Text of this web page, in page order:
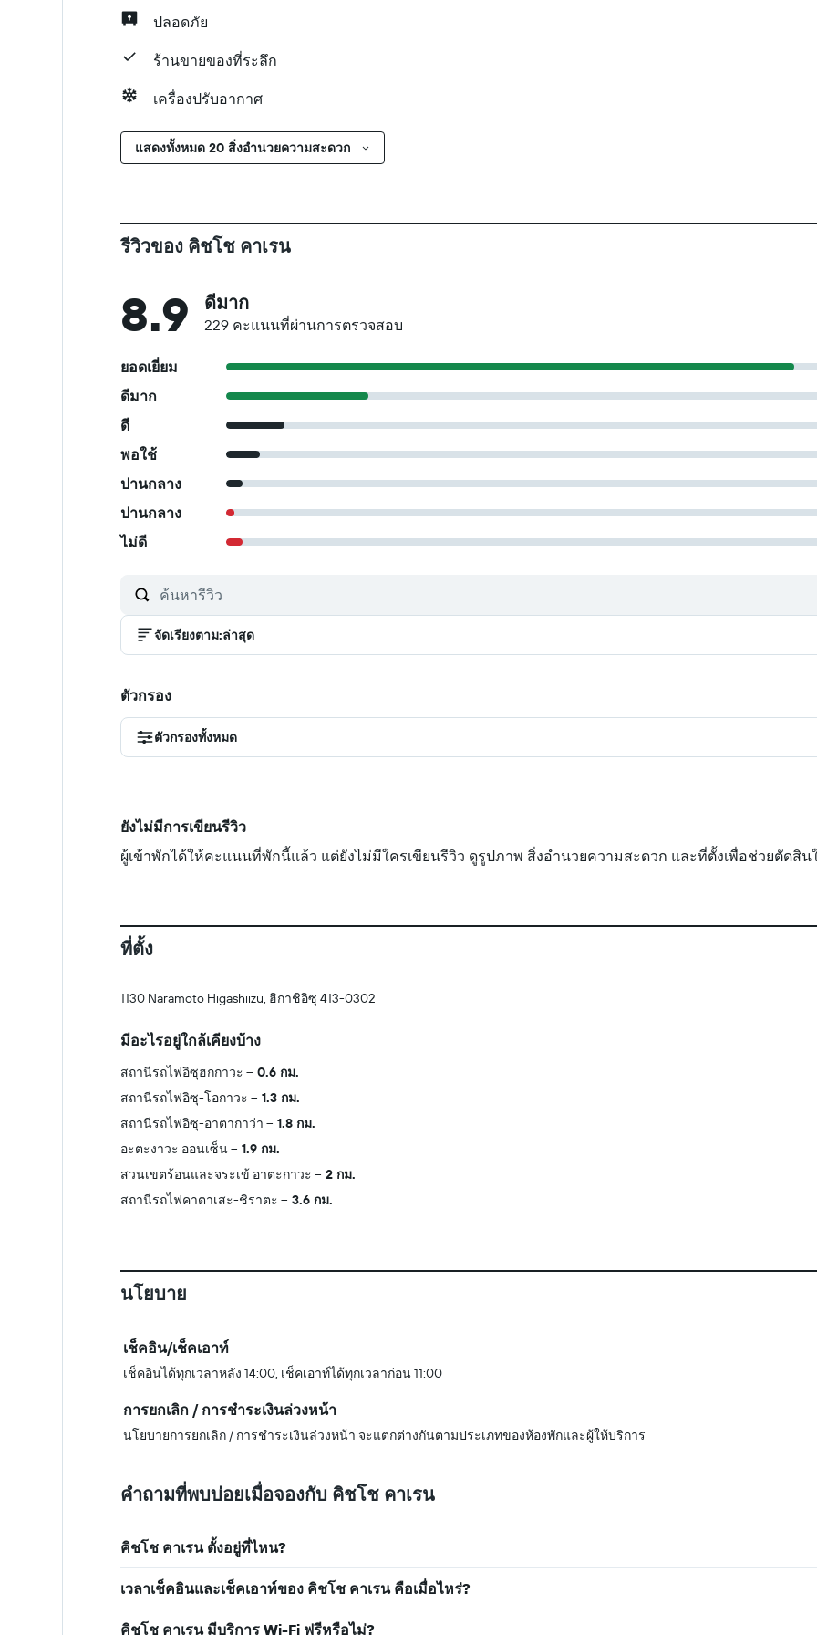
ปลอดภัย
ร้านขายของที่ระลึก
เครื่องปรับอากาศ
แสดงทั้งหมด 20 สิ่งอำนวยความสะดวก
รีวิวของ คิชโช คาเรน
8.9 ดีมาก
229 คะแนนที่ผ่านการตรวจสอบ
ยอดเยี่ยม
ดีมาก
ดี
พอใช้
ปานกลาง
ปานกลาง
ไม่ดี
จัดเรียงตาม:ล่าสุด
ตัวกรอง
ตัวกรองทั้งหมด
ยังไม่มีการเขียนรีวิว
ผู้เข้าพักได้ให้คะแนนที่พักนี้แล้ว แต่ยังไม่มีใครเขียนรีวิว ดูรูปภาพ สิ่งอำนวยความสะดวก และที่ตั้งเพื่อช่วยตัด
ที่ตั้ง
1130 Naramoto Higashiizu, ฮิกาชิอิซุ 413-0302
มีอะไรอยู่ใกล้เคียงบ้าง
สถานีรถไฟอิซุฮกกาวะ
0.6 กม.
สถานีรถไฟอิซุ-โอกาวะ
1.3 กม.
สถานีรถไฟอิซุ-อาตากาว่า
1.8 กม.
อะตะงาวะ ออนเซ็น
1.9 กม.
สวนเขตร้อนและจระเข้ อาตะกาวะ
2 กม.
สถานีรถไฟคาตาเสะ-ชิราตะ
3.6 กม.
นโยบาย
เช็คอิน/เช็คเอาท์
เช็คอินได้ทุกเวลาหลัง 14:00, เช็คเอาท์ได้ทุกเวลาก่อน 11:00
การยกเลิก / การชำระเงินล่วงหน้า
นโยบายการยกเลิก / การชำระเงินล่วงหน้า จะแตกต่างกันตามประเภทของห้องพักและผู้ให้บริการ
คำถามที่พบบ่อยเมื่อจองกับ คิชโช คาเรน
คิชโช คาเรน ตั้งอยู่ที่ไหน?
เวลาเช็คอินและเช็คเอาท์ของ คิชโช คาเรน คือเมื่อไหร่?
คิชโช คาเรน มีบริการ Wi-Fi ฟรีหรือไม่?